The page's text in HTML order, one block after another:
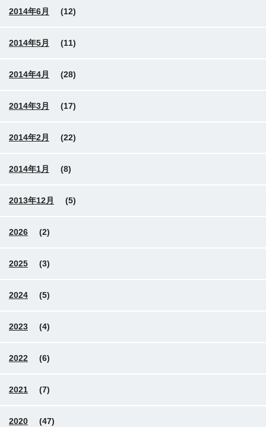
2014年6月 (12)
2014年5月 (11)
2014年4月 (28)
2014年3月 (17)
2014年2月 (22)
2014年1月 (8)
2013年12月 (5)
2026 (2)
2025 (3)
2024 (5)
2023 (4)
2022 (6)
2021 (7)
2020 (47)